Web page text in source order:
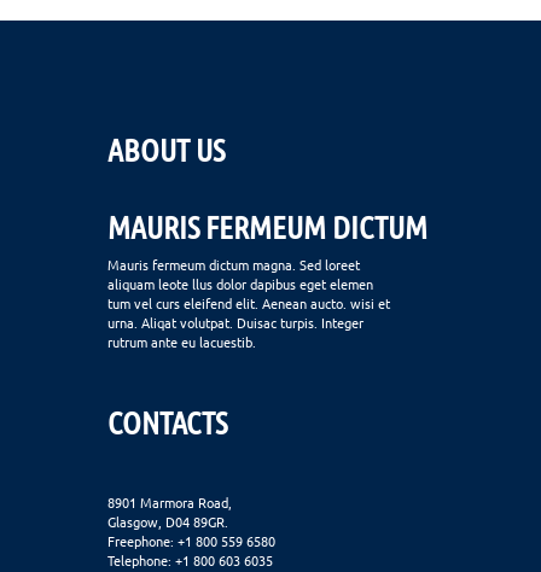
ABOUT US
MAURIS FERMEUM DICTUM
Mauris fermeum dictum magna. Sed loreet
aliquam leote llus dolor dapibus eget elemen
tum vel curs eleifend elit. Aenean aucto. wisi et
urna. Aliqat volutpat. Duisac turpis. Integer
rutrum ante eu lacuestib.
CONTACTS
8901 Marmora Road,
Glasgow, D04 89GR.
Freephone: +1 800 559 6580
Telephone: +1 800 603 6035